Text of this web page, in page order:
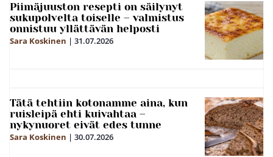
Piimäjuuston resepti on säilynyt
sukupolvelta toiselle – valmistus
onnistuu yllättävän helposti
Sara Koskinen | 31.07.2026
Tätä tehtiin kotonamme aina, kun
ruisleipä ehti kuivahtaa –
nykynuoret eivät edes tunne
Sara Koskinen | 30.07.2026